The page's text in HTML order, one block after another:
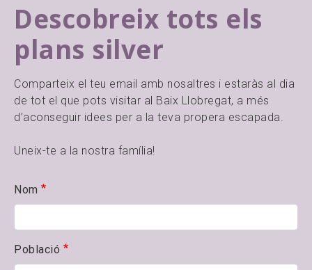
Descobreix tots els
plans silver
Comparteix el teu email amb nosaltres i estaràs al dia
de tot el que pots visitar al Baix Llobregat, a més
d’aconseguir idees per a la teva propera escapada.
Uneix-te a la nostra família!
Nom
Població